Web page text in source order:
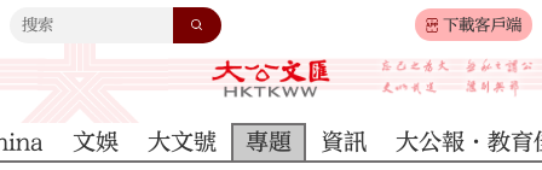
下載客戶端
文娛 大文號 專題 資訊 大公報·教育